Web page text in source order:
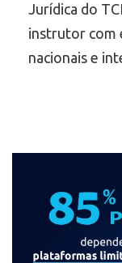
Jurídica do
instrutor com
nacionais e